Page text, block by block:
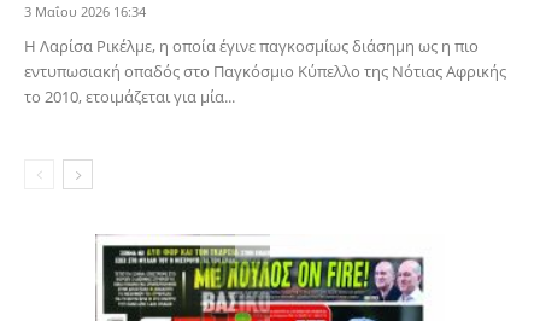
3 Μαΐου 2026 16:34
Η Λαρίσα Ρικέλμε, η οποία έγινε παγκοσμίως διάσημη ως η πιο
εντυπωσιακή οπαδός στο Παγκόσμιο Κύπελλο της Νότιας Αφρικής
το 2010, ετοιμάζεται για μία...